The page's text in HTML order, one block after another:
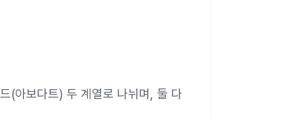
(아보다트) 두 계열로 나뉘며, 둘 다